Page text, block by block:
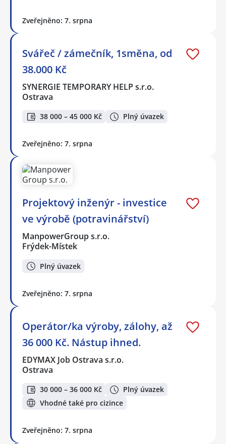
Zveřejněno: 7. srpna
Svářeč / zámečník, 1směna, od
38.000 Kč
SYNERGIE TEMPORARY HELP s.r.o.
Ostrava
38 000 – 45 000 Kč Plný úvazek
Zveřejněno: 7. srpna
Projektový inženýr - investice
ve výrobě (potravinářství)
ManpowerGroup s.r.o.
Frýdek-Místek
Plný úvazek
Zveřejněno: 7. srpna
Operátor/ka výroby, zálohy, až
36 000 Kč. Nástup ihned.
EDYMAX Job Ostrava s.r.o.
Ostrava
30 000 – 36 000 Kč
Plný úvazek
Vhodné také pro cizince
Zveřejněno: 7. srpna